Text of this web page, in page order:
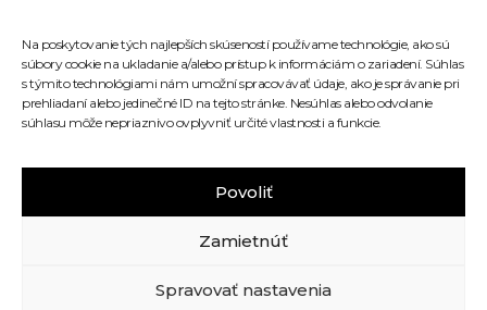
Na poskytovanie tých najlepších skúseností používame technológie, ako sú
súbory cookie na ukladanie a/alebo prístup k informáciám o zariadení. Súhlas
s týmito technológiami nám umožní spracovávať údaje, ako je správanie pri
prehliadaní alebo jedinečné ID na tejto stránke. Nesúhlas alebo odvolanie
súhlasu môže nepriaznivo ovplyvniť určité vlastnosti a funkcie.
Povoliť
Zamietnúť
Spravovať nastavenia
Crossfit Runway © 2026 - Všetky práva
vyhradené
GDPRCookies